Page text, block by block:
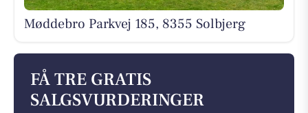
Møddebro Parkvej 185, 8355 Solbjerg
FÅ TRE GRATIS
SALGSVURDERINGER